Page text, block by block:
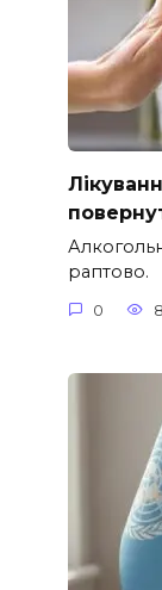
раптово.
0 8